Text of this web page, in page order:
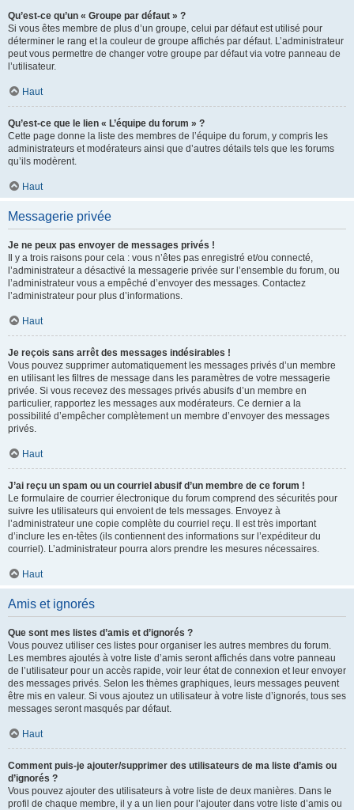
Qu’est-ce qu’un « Groupe par défaut » ?
Si vous êtes membre de plus d’un groupe, celui par défaut est utilisé pour
déterminer le rang et la couleur de groupe affichés par défaut. L’administrateur
peut vous permettre de changer votre groupe par défaut via votre panneau de
l’utilisateur.
Haut
Qu’est-ce que le lien « L’équipe du forum » ?
Cette page donne la liste des membres de l’équipe du forum, y compris les
administrateurs et modérateurs ainsi que d’autres détails tels que les forums
qu’ils modèrent.
Haut
Messagerie privée
Je ne peux pas envoyer de messages privés !
Il y a trois raisons pour cela : vous n’êtes pas enregistré et/ou connecté,
l’administrateur a désactivé la messagerie privée sur l’ensemble du forum, ou
l’administrateur vous a empêché d’envoyer des messages. Contactez
l’administrateur pour plus d’informations.
Haut
Je reçois sans arrêt des messages indésirables !
Vous pouvez supprimer automatiquement les messages privés d’un membre
en utilisant les filtres de message dans les paramètres de votre messagerie
privée. Si vous recevez des messages privés abusifs d’un membre en
particulier, rapportez les messages aux modérateurs. Ce dernier a la
possibilité d’empêcher complètement un membre d’envoyer des messages
privés.
Haut
J’ai reçu un spam ou un courriel abusif d’un membre de ce forum !
Le formulaire de courrier électronique du forum comprend des sécurités pour
suivre les utilisateurs qui envoient de tels messages. Envoyez à
l’administrateur une copie complète du courriel reçu. Il est très important
d’inclure les en-têtes (ils contiennent des informations sur l’expéditeur du
courriel). L’administrateur pourra alors prendre les mesures nécessaires.
Haut
Amis et ignorés
Que sont mes listes d’amis et d’ignorés ?
Vous pouvez utiliser ces listes pour organiser les autres membres du forum.
Les membres ajoutés à votre liste d’amis seront affichés dans votre panneau
de l’utilisateur pour un accès rapide, voir leur état de connexion et leur envoyer
des messages privés. Selon les thèmes graphiques, leurs messages peuvent
être mis en valeur. Si vous ajoutez un utilisateur à votre liste d’ignorés, tous ses
messages seront masqués par défaut.
Haut
Comment puis-je ajouter/supprimer des utilisateurs de ma liste d’amis ou
d’ignorés ?
Vous pouvez ajouter des utilisateurs à votre liste de deux manières. Dans le
profil de chaque membre, il y a un lien pour l’ajouter dans votre liste d’amis ou